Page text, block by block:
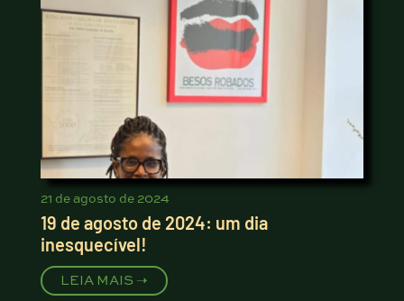
21 de agosto de 2024
19 de agosto de 2024: um dia
inesquecível!
LEIA MAIS ➝